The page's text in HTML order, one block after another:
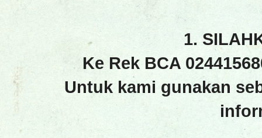
1.
Ke Rek BCA
Untuk kami gunakan